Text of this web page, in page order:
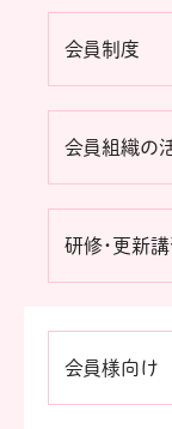
会員制度
会員組織の
研修・更新
会員様向け